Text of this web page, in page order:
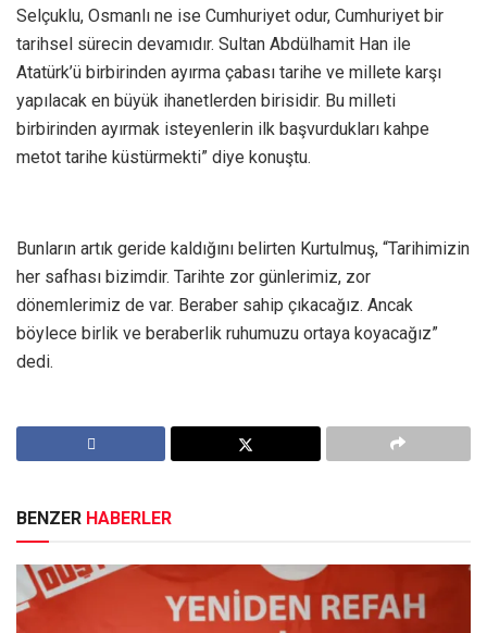
Selçuklu, Osmanlı ne ise Cumhuriyet odur, Cumhuriyet bir
tarihsel sürecin devamıdır. Sultan Abdülhamit Han ile
Atatürk’ü birbirinden ayırma çabası tarihe ve millete karşı
yapılacak en büyük ihanetlerden birisidir. Bu milleti
birbirinden ayırmak isteyenlerin ilk başvurdukları kahpe
metot tarihe küstürmekti” diye konuştu.
Bunların artık geride kaldığını belirten Kurtulmuş, “Tarihimizin
her safhası bizimdir. Tarihte zor günlerimiz, zor
dönemlerimiz de var. Beraber sahip çıkacağız. Ancak
böylece birlik ve beraberlik ruhumuzu ortaya koyacağız”
dedi.
BENZER HABERLER